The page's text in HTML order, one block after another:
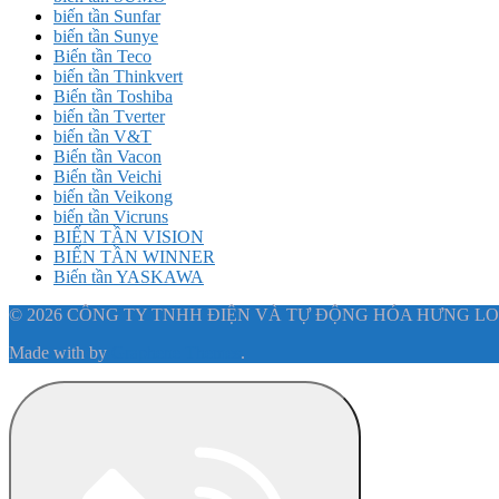
biến tần Sunfar
biến tần Sunye
Biến tần Teco
biến tần Thinkvert
Biến tần Toshiba
biến tần Tverter
biến tần V&T
Biến tần Vacon
Biến tần Veichi
biến tần Veikong
biến tần Vicruns
BIẾN TẦN VISION
BIẾN TẦN WINNER
Biến tần YASKAWA
© 2026 CÔNG TY TNHH ĐIỆN VÀ TỰ ĐỘNG HÓA HƯNG
Made with by .